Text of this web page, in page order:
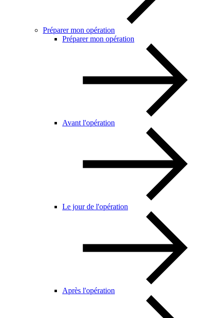
Préparer mon opération
Préparer mon opération
Avant l'opération
Le jour de l'opération
Après l'opération